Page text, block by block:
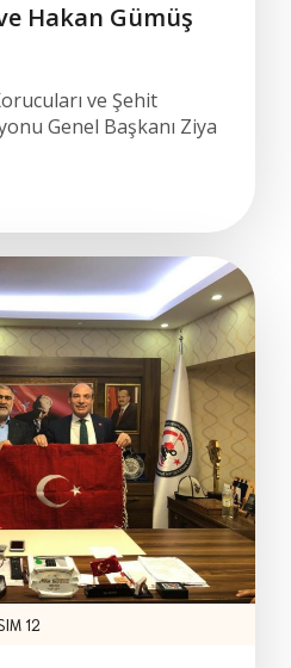
Hakan Gümüş
ve Şehit
Genel Başkanı Ziya
12